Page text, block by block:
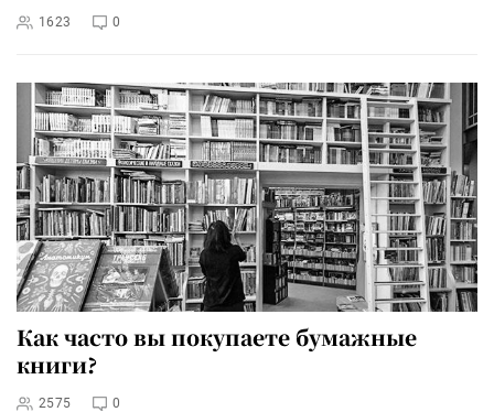
1623 0
Как часто вы покупаете бумажные
книги?
2575 0